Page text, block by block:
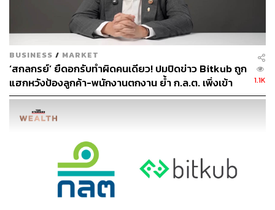
กิจการที่ไม่มีส่วนได้เสียสาธารณะ (Non-Publicly
Accountable Entities: NPAEs) ซึ่งต้องปฏิบัติตาม
มาตรฐานการรายงานทางการเงินสําหรับกิจการที่ไม่มี
ส่วนได้เสียสาธารณะ (TFRS for NPAEs) หรือที่เรียก
สั้นๆ ว่า ‘มาตรฐานชุดเล็ก’ ซึ่งข้อกําหนดในมาตรฐาน
ชุดนี้จะง่ายกว่ามาตรฐานชุดใหญ่ ช่วยลดความยุ่งยาก
ดังนั้น จากประเด็นดังกล่าวคาดว่าในปี 2566-2567 ก่อนที่
เกณฑ์ใหม่นี้จะมีผลบังคับใช้ จะเป็นปัจจัยสนับสนุนให้บริษัท
จำนวนมากเร่งกระบวนการในการระดมทุนและเสนอขายหุ้น
BUSINESS / MARKET
‘สกลกรย์’ ยืดอกรับทำผิดคนเดียว! ปมปิดข่าว Bitkub ถูก
แฮกหวังป้องลูกค้า-พนักงานตกงาน ย้ำ ก.ล.ต. เพิ่งเข้า
ตรวจ เมื่อปี 68
1.1K